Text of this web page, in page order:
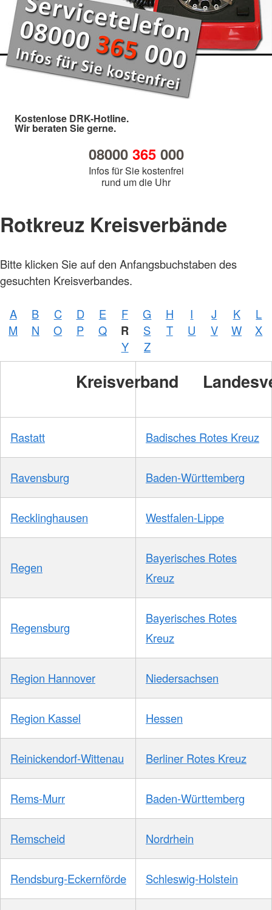
Kostenlose DRK-Hotline.
Wir beraten Sie gerne.
08000 365000
Infos für Sie kostenfrei
rund um die Uhr
Rotkreuz Kreisverbände
Bitte klicken Sie auf den Anfangsbuchstaben des
gesuchten Kreisverbandes.
A B C D E F G H I J K
L
M
N O P Q R S T U V W
X
Y
Z
Kreisverband
Rastatt Badisches Rotes Kreuz
Ravensburg Baden-Württemberg
Recklinghausen Westfalen-Lippe
Regen
Bayerisches Rotes
Kreuz
Regensburg
Bayerisches Rotes
Kreuz
Region Hannover Niedersachsen
Region Kassel Hessen
Reinickendorf-Wittenau Berliner Rotes Kreuz
Rems-Murr Baden-Württemberg
Remscheid Nordrhein
Rendsburg-Eckernförde Schleswig-Holstein